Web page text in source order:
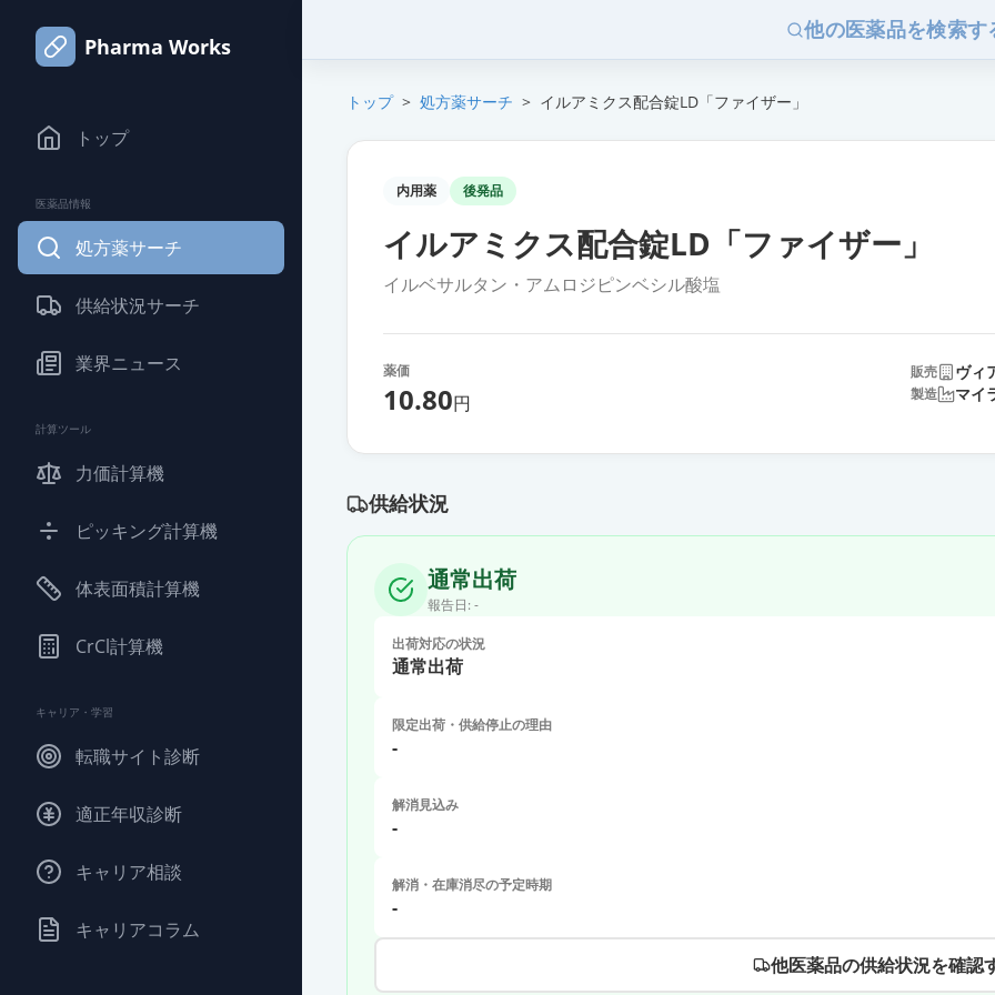
Pharma Works
トップ
医薬品情報
処方薬サーチ
供給状況サーチ
業界ニュース
計算ツール
力価計算機
ピッキング計算機
体表面積計算機
CrCl計算機
キャリア・学習
転職サイト診断
適正年収診断
キャリア相談
キャリアコラム
他の医薬品を検索す
トップ > 処方薬サーチ > イルアミクス配合錠LD「ファイザー」
内用薬 後発品
イルアミクス配合錠LD「ファイザー」
イルベサルタン・アムロジピンベシル酸塩
薬価
10.80円
販売 ヴィ
製造 マイ
供給状況
通常出荷
報告日: -
出荷対応の状況
通常出荷
限定出荷・供給停止の理由
-
解消見込み
-
解消・在庫消尽の予定時期
-
他医薬品の供給状況を確認